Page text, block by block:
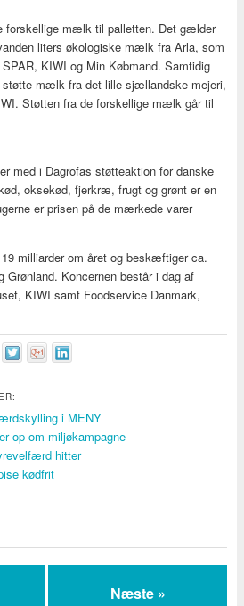
forskellige mælk til palletten. Det gælder
liters økologiske mælk fra Arla, som
KIWI og Min Købmand. Samtidig
støtte-mælk fra det lille sjællandske mejeri,
Støtten fra de forskellige mælk går til
med i Dagrofas støtteaktion for danske
oksekød, fjerkræ, frugt og grønt er en
er prisen på de mærkede varer
milliarder om året og beskæftiger ca.
Grønland. Koncernen består i dag af
KIWI samt Foodservice Danmark,
i MENY
op om miljøkampagne
hitter
kødfrit
Næste »